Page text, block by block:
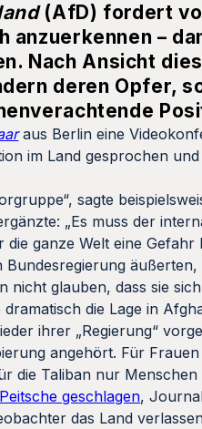
(AfD) fordert
anzuerkennen –
Nach Ansicht
deren Opfer,
aus Berlin eine
im Land gesprochen
sagte
„Es muss der
ganze Welt eine Gefahr
nicht glauben, dass sie
die Lage in
ihrer „Regierung“
angehört. Für
die Taliban nur Menschen
geschlagen,
das Land